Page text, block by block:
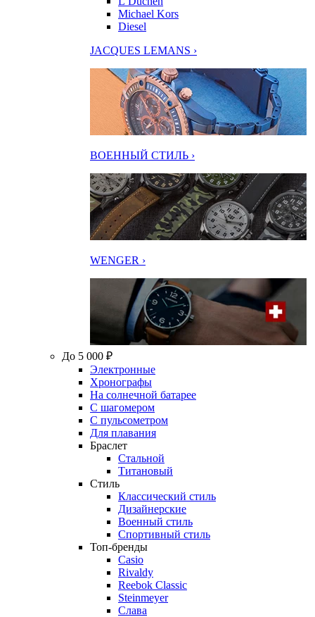
Michael Kors
Diesel
JACQUES LEMANS ›
ВОЕННЫЙ СТИЛЬ ›
WENGER ›
До 5 000 ₽
Электронные
Хронографы
На солнечной батарее
С шагомером
С пульсометром
Для плавания
Браслет
Стальной
Титановый
Стиль
Классический стиль
Дизайнерские
Военный стиль
Спортивный стиль
Топ-бренды
Casio
Rivaldy
Reebok Classic
Steinmeyer
Слава